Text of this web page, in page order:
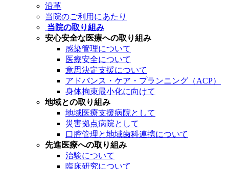
沿革
当院のご利用にあたり
当院の取り組み
安心安全な医療への取り組み
感染管理について
医療安全について
意思決定支援について
アドバンス・ケア・プランニング（ACP）
身体拘束最小化に向けて
地域との取り組み
地域医療支援病院として
災害拠点病院として
口腔管理と地域歯科連携について
先進医療への取り組み
治験について
臨床研究について